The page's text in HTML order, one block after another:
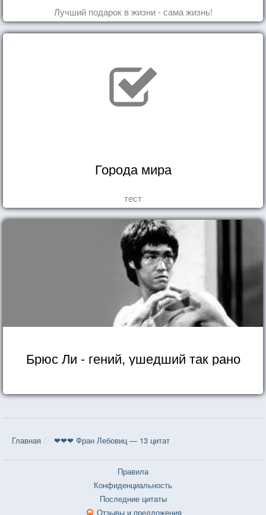
Лучший подарок в жизни - сама жизнь!
Города мира
тест
Брюс Ли - гений, ушедший так рано
Главная ❤❤❤ Фран Лебовиц — 13 цитат
Правила
Конфиденциальность
Последние цитаты
Отзывы и предложения